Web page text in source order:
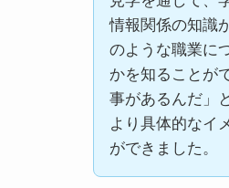
情報関係の知識
のような職業に
かを知ることが
事があるんだ」
より具体的なイ
ができました。